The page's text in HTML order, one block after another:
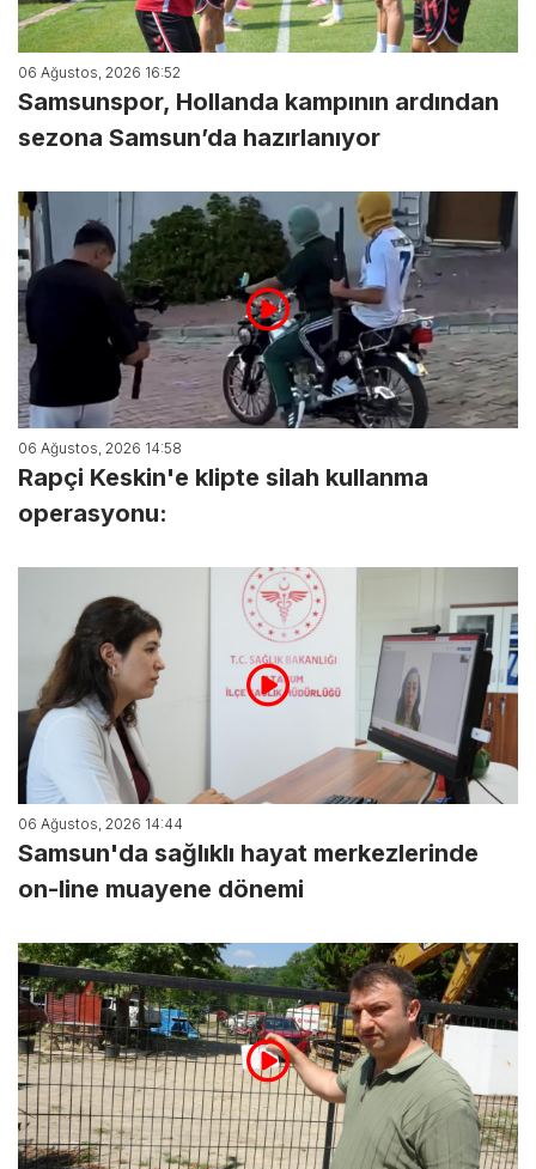
06 Ağustos, 2026 16:52
Samsunspor, Hollanda kampının ardından
sezona Samsun’da hazırlanıyor
06 Ağustos, 2026 14:58
Rapçi Keskin'e klipte silah kullanma
operasyonu:
06 Ağustos, 2026 14:44
Samsun'da sağlıklı hayat merkezlerinde
on-line muayene dönemi